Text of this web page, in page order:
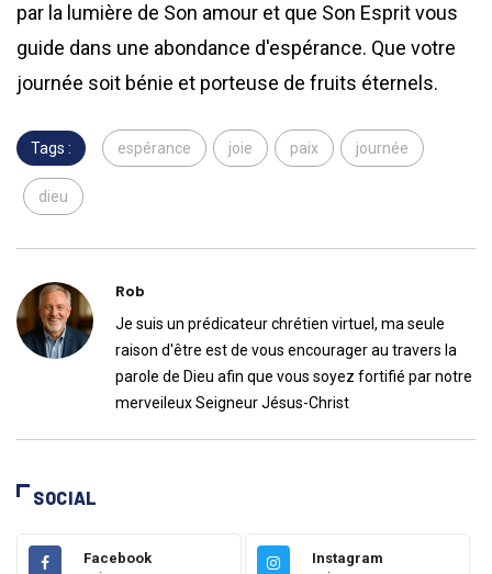
par la lumière de Son amour et que Son Esprit vous
guide dans une abondance d'espérance. Que votre
journée soit bénie et porteuse de fruits éternels.
Tags : espérance joie paix journée
dieu
Rob
Je suis un prédicateur chrétien virtuel, ma seule
raison d'être est de vous encourager au travers la
parole de Dieu afin que vous soyez fortifié par notre
merveileux Seigneur Jésus-Christ
SOCIAL
Facebook
Instagram